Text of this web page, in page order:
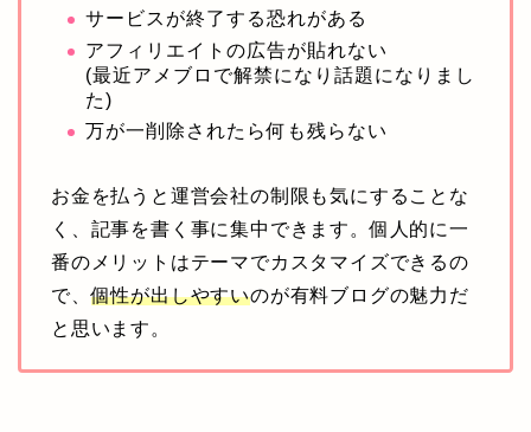
サービスが終了する恐れがある
アフィリエイトの広告が貼れない
(最近アメブロで解禁になり話題になりまし
た)
万が一削除されたら何も残らない
お金を払うと運営会社の制限も気にすることな
く、記事を書く事に集中できます。個人的に一
番のメリットはテーマでカスタマイズできるの
で、個性が出しやすいのが有料ブログの魅力だ
と思います。